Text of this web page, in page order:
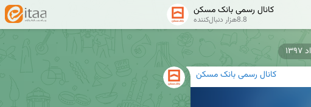
کانال رسمی بانک مسکن
8.8هزار دنبال‌کننده
کانال رسمی بانک مسکن